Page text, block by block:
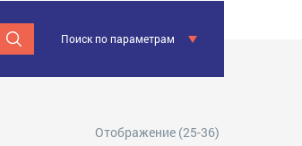
Поиск по параметрам
Отображение (25-36)